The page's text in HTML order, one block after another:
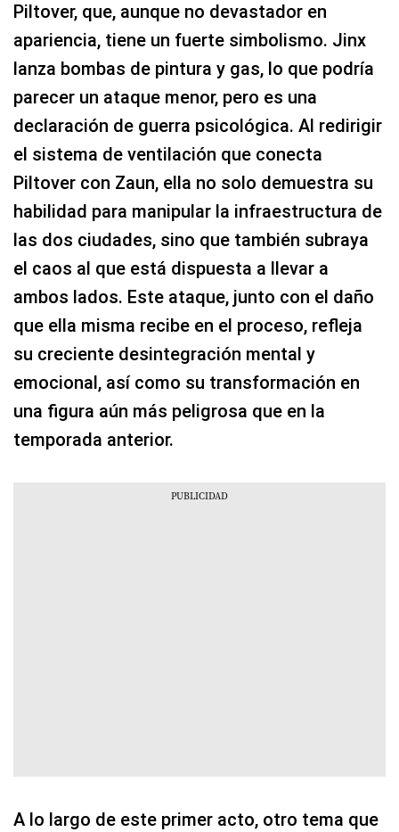
Piltover, que, aunque no devastador en
apariencia, tiene un fuerte simbolismo. Jinx
lanza bombas de pintura y gas, lo que podría
parecer un ataque menor, pero es una
declaración de guerra psicológica. Al redirigir
el sistema de ventilación que conecta
Piltover con Zaun, ella no solo demuestra su
habilidad para manipular la infraestructura de
las dos ciudades, sino que también subraya
el caos al que está dispuesta a llevar a
ambos lados. Este ataque, junto con el daño
que ella misma recibe en el proceso, refleja
su creciente desintegración mental y
emocional, así como su transformación en
una figura aún más peligrosa que en la
temporada anterior.
A lo largo de este primer acto, otro tema que